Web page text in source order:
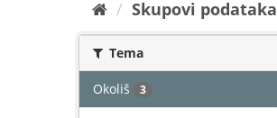
Skupovi podаtаkа
Tema
Okoliš 3